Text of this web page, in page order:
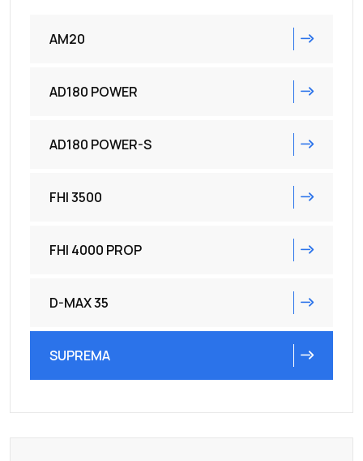
AM20
AD180 POWER
AD180 POWER-S
FHI 3500
FHI 4000 PROP
D-MAX 35
SUPREMA